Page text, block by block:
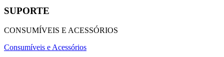
SUPORTE
CONSUMÍVEIS E ACESSÓRIOS
Consumíveis e Acessórios